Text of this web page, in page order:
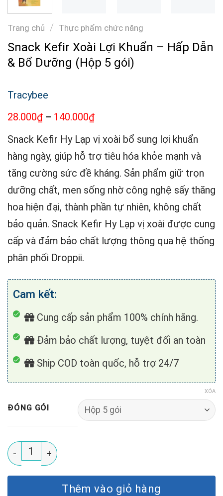
Trang chủ / Thực phẩm chức năng
Snack Kefir Xoài Lợi Khuẩn – Hấp Dẫn
& Bổ Dưỡng (Hộp 5 gói)
Tracybee
28.000₫ – 140.000₫
Snack Kefir Hy Lạp vị xoài bổ sung lợi khuẩn
hàng ngày, giúp hỗ trợ tiêu hóa khỏe mạnh và
tăng cường sức đề kháng. Sản phẩm giữ trọn
dưỡng chất, men sống nhờ công nghệ sấy thăng
hoa hiện đại, thành phần tự nhiên, không chất
bảo quản. Snack Kefir Hy Lạp vị xoài được cung
cấp và đảm bảo chất lượng thông qua hệ thống
phân phối Droppii.
Cam kết:
Cung cấp sản phẩm 100% chính hãng.
Đảm bảo chất lượng, tuyệt đối an toàn
Ship COD toàn quốc, hỗ trợ 24/7
ĐÓNG GÓI
XÓA
Snack Kefir Xoài Lợi Khuẩn - Hấp Dẫn & Bổ Dưỡng
Thêm vào giỏ hàng